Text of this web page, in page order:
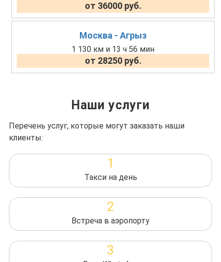
от 36000 руб.
Москва - Агрыз
1 130 км и 13 ч 56 мин
от 28250 руб.
Наши услуги
Перечень услуг, которые могут заказать наши
клиенты:
1
Такси на день
2
Встреча в аэропорту
3